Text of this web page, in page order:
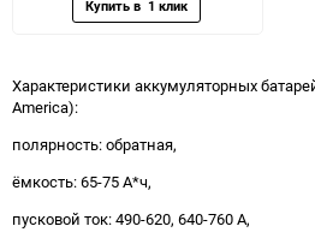
Характеристики аккумуляторных
America):
полярность: обратная,
ёмкость: 65-75 А*ч,
пусковой ток: 490-620, 640-760 А,